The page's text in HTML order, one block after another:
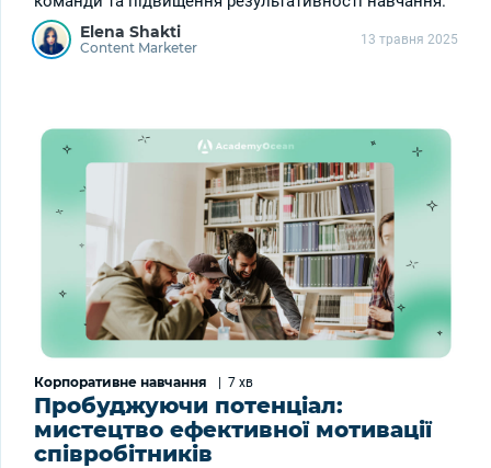
Elena Shakti
Content Marketer 13 травня 2025
Корпоративне навчання | 7 хв
Пробуджуючи потенціал:
мистецтво ефективної мотивації
співробітників